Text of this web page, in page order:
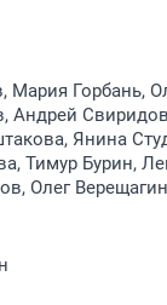
Горбань,
Андрей
Янина
Тимур Бурин,
Олег